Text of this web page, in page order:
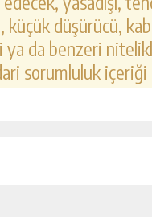
küçük düşürücü,
ya da benzeri
sorumluluk